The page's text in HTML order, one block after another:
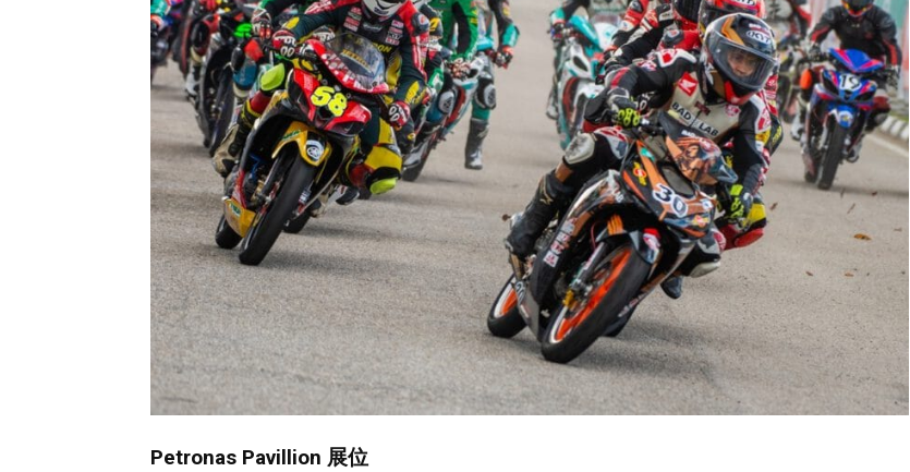
Petronas Pavillion 展位